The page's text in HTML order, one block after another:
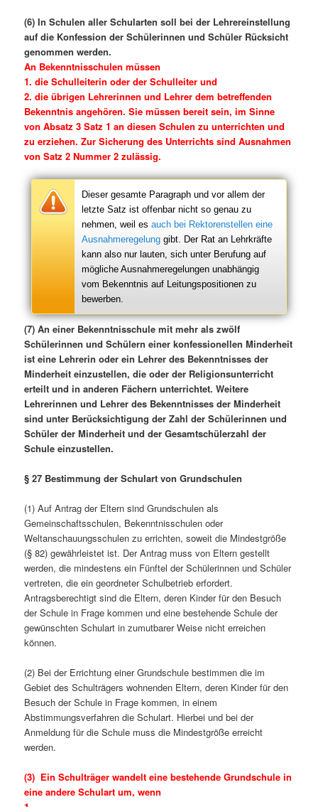
(6) In Schulen aller Schularten soll bei der Lehrereinstellung
auf die Konfession der Schülerinnen und Schüler Rücksicht
genommen werden.
An Bekenntnisschulen müssen
1. die Schulleiterin oder der Schulleiter und
2. die übrigen Lehrerinnen und Lehrer dem betreffenden
Bekenntnis angehören. Sie müssen bereit sein, im Sinne
von Absatz 3 Satz 1 an diesen Schulen zu unterrichten und
zu erziehen. Zur Sicherung des Unterrichts sind Ausnahmen
von Satz 2 Nummer 2 zulässig.
Dieser gesamte Paragraph und vor allem der
letzte Satz ist offenbar nicht so genau zu
nehmen, weil esauch bei Rektorenstellen eine
Ausnahmeregelung gibt. Der Rat an Lehrkräfte
kann also nur lauten, sich unter Berufung auf
mögliche Ausnahmeregelungen unabhängig
vom Bekenntnis auf Leitungspositionen zu
bewerben.
(7) An einer Bekenntnisschule mit mehr als zwölf
Schülerinnen und Schülern einer konfessionellen Minderheit
ist eine Lehrerin oder ein Lehrer des Bekenntnisses der
Minderheit einzustellen, die oder der Religionsunterricht
erteilt und in anderen Fächern unterrichtet. Weitere
Lehrerinnen und Lehrer des Bekenntnisses der Minderheit
sind unter Berücksichtigung der Zahl der Schülerinnen und
Schüler der Minderheit und der Gesamtschülerzahl der
Schule einzustellen.
§ 27 Bestimmung der Schulart von Grundschulen
(1) Auf Antrag der Eltern sind Grundschulen als
Gemeinschaftsschulen, Bekenntnisschulen oder
Weltanschauungsschulen zu errichten, soweit die Mindestgröße
(§ 82) gewährleistet ist. Der Antrag muss von Eltern gestellt
werden, die mindestens ein Fünftel der Schülerinnen und Schüler
vertreten, die ein geordneter Schulbetrieb erfordert.
Antragsberechtigt sind die Eltern, deren Kinder für den Besuch
der Schule in Frage kommen und eine bestehende Schule der
gewünschten Schulart in zumutbarer Weise nicht erreichen
können.
(2) Bei der Errichtung einer Grundschule bestimmen die im
Gebiet des Schulträgers wohnenden Eltern, deren Kinder für den
Besuch der Schule in Frage kommen, in einem
Abstimmungsverfahren die Schulart. Hierbei und bei der
Anmeldung für die Schule muss die Mindestgröße erreicht
werden.
(3) Ein Schulträger wandelt eine bestehende Grundschule in
eine andere Schulart um, wenn